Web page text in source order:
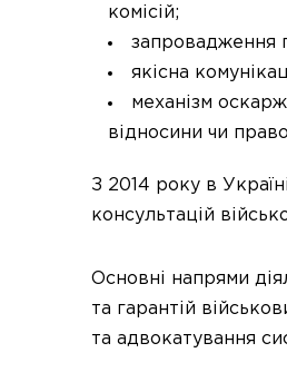
комісій;
запровадження
якісна
механізм
відносини чи
З 2014 року в
консультацій
Основні напрями
та гарантій
та адвокатування